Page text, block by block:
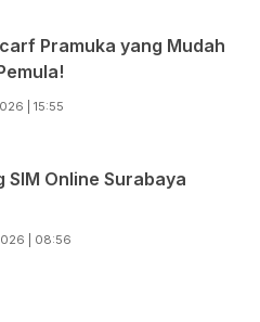
Pramuka yang Mudah
| 15:55
SIM Online Surabaya
| 08:56